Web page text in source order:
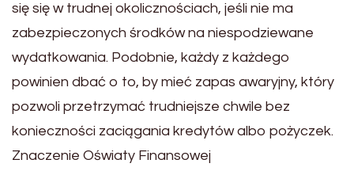
się się w trudnej okolicznościach, jeśli nie ma
zabezpieczonych środków na niespodziewane
wydatkowania. Podobnie, każdy z każdego
powinien dbać o to, by mieć zapas awaryjny, który
pozwoli przetrzymać trudniejsze chwile bez
konieczności zaciągania kredytów albo pożyczek.
Znaczenie Oświaty Finansowej